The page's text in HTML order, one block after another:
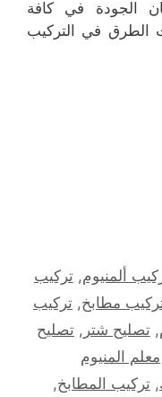
الجودة في كافة
الطرق في التركيب
ألمنيوم,تركيب
مطابخ, تركيب
, تصليح شتر , تصليح
معلم المنيوم
,تركيب المطابخ,